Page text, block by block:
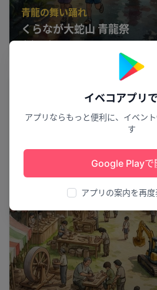
イベコアプリ
アプリならもっと便利に、イベン
す
Google Playで
アプリの案内を再
青龍の舞い踊れ
くらなが大蛇山 青龍祭
大牟田市